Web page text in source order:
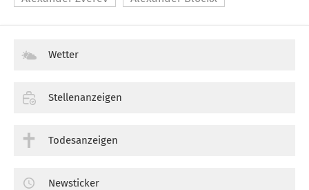
Wetter
Stellenanzeigen
Todesanzeigen
Newsticker